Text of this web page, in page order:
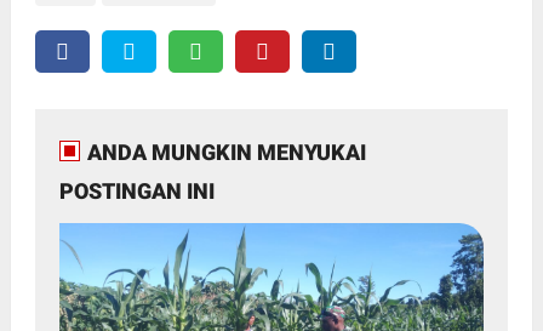
ANDA MUNGKIN MENYUKAI
POSTINGAN INI